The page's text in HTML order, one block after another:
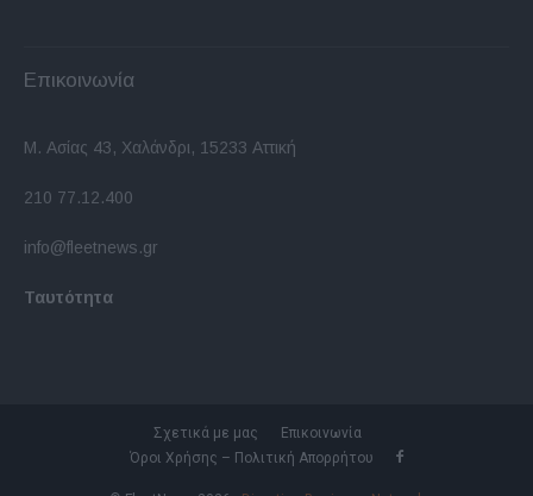
Επικοινωνία
Μ. Ασίας 43, Χαλάνδρι, 15233 Αττική
210 77.12.400
info@fleetnews.gr
Ταυτότητα
Σχετικά με μας
Επικοινωνία
Όροι Χρήσης – Πολιτική Απορρήτου